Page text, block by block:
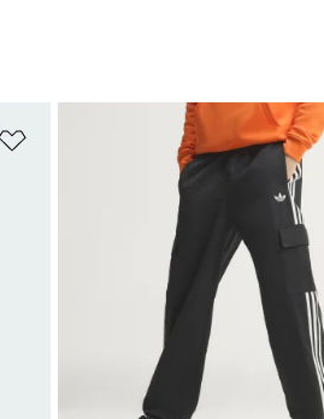
Favori Listesine Ekle